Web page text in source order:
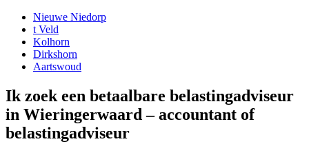
Nieuwe Niedorp
t Veld
Kolhorn
Dirkshorn
Aartswoud
Ik zoek een betaalbare belastingadviseur
in Wieringerwaard – accountant of
belastingadviseur